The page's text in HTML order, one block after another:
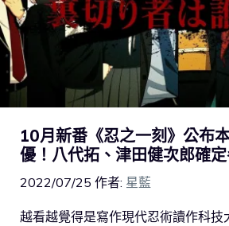
10月新番《忍之一刻》公布
優！八代拓、津田健次郎確
2022/07/25 作者: 星藍
越看越覺得是寫作現代忍術讀作科技